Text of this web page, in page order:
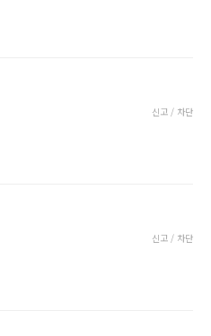
신고 / 차단
신고 / 차단